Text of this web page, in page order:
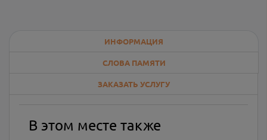
ИНФОРМАЦИЯ
СЛОВА ПАМЯТИ
ЗАКАЗАТЬ УСЛУГУ
В этом месте также